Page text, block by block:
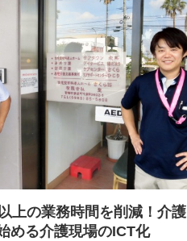
上の業務時間を削減！介護
める介護現場のICT化